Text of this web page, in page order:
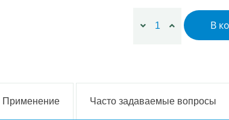
Количество товара
В
Применение Часто задаваемые вопросы